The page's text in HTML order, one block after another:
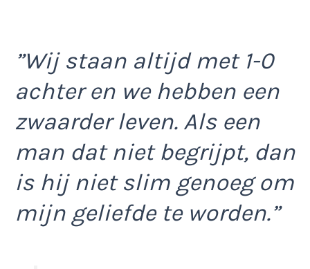
”Wij staan altijd met 1-0
achter en we hebben een
zwaarder leven. Als een
man dat niet begrijpt, dan
is hij niet slim genoeg om
mijn geliefde te worden.”